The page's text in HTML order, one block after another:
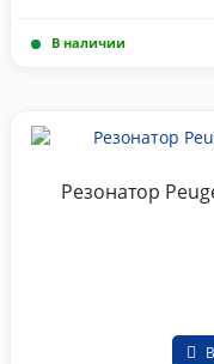
В наличии
Резонатор